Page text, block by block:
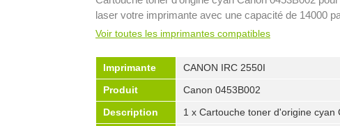
laser votre imprimante avec une capacité de 14000
Voir toutes les imprimantes compatibles
Imprimante
CANON IRC 2550I
Produit
Canon 0453B002
Description
1 x Cartouche toner d'origine cyan